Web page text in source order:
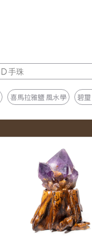
手珠
喜馬拉雅鹽 風水學 碧